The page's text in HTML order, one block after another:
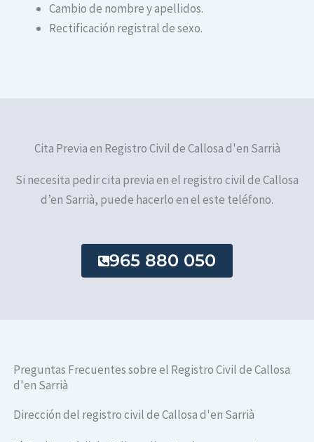
Cambio de nombre y apellidos.
Rectificación registral de sexo.
Cita Previa en Registro Civil de Callosa d'en Sarrià
Si necesita pedir cita previa en el registro civil de Callosa
d’en Sarrià, puede hacerlo en el este teléfono.
965 880 050
Preguntas Frecuentes sobre el Registro Civil de Callosa
d'en Sarrià
Dirección del registro civil de Callosa d'en Sarrià